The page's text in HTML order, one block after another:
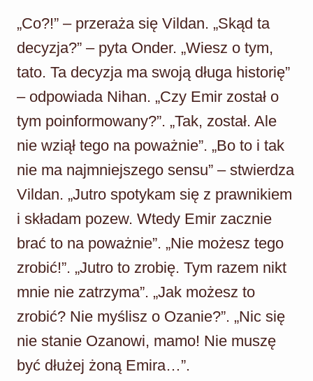
„Co?!” – przeraża się Vildan. „Skąd ta
decyzja?” – pyta Onder. „Wiesz o tym,
tato. Ta decyzja ma swoją długa historię”
– odpowiada Nihan. „Czy Emir został o
tym poinformowany?”. „Tak, został. Ale
nie wziął tego na poważnie”. „Bo to i tak
nie ma najmniejszego sensu” – stwierdza
Vildan. „Jutro spotykam się z prawnikiem
i składam pozew. Wtedy Emir zacznie
brać to na poważnie”. „Nie możesz tego
zrobić!”. „Jutro to zrobię. Tym razem nikt
mnie nie zatrzyma”. „Jak możesz to
zrobić? Nie myślisz o Ozanie?”. „Nic się
nie stanie Ozanowi, mamo! Nie muszę
być dłużej żoną Emira…”.